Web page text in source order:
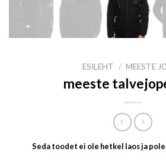
ESILEHT / MEESTE
meeste
Seda toodet ei ole hetkel laos ja